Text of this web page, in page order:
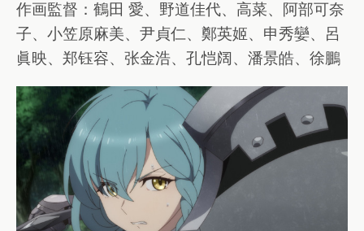
作画監督：鶴田 愛、野道佳代、高菜、阿部可奈
子、小笠原麻美、尹貞仁、鄭英姬、申秀孌、呂
眞映、郑钰容、张金浩、孔恺阔、潘景皓、徐鵬